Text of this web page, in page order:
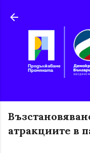
атракциите в